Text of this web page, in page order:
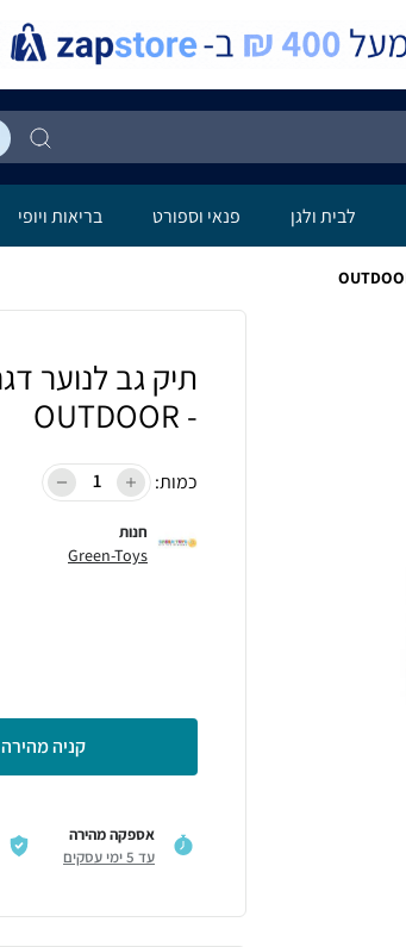
לבית ולגן פנאי וספורט בריאות ויופי
- OUTDOOR
כמות:
חנות
Green-Toys
קניה מהירה
אספקה מהירה
עד 5 ימי עסקים